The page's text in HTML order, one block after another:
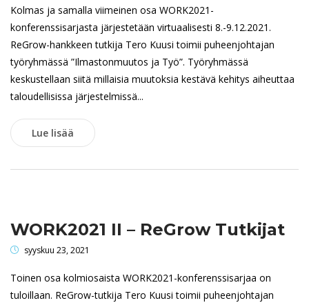
Kolmas ja samalla viimeinen osa WORK2021-
konferenssisarjasta järjestetään virtuaalisesti 8.-9.12.2021.
ReGrow-hankkeen tutkija Tero Kuusi toimii puheenjohtajan
työryhmässä ”Ilmastonmuutos ja Työ”. Työryhmässä
keskustellaan siitä millaisia muutoksia kestävä kehitys aiheuttaa
taloudellisissa järjestelmissä...
Lue lisää
WORK2021 II – ReGrow Tutkijat
syyskuu 23, 2021
Toinen osa kolmiosaista WORK2021-konferenssisarjaa on
tuloillaan. ReGrow-tutkija Tero Kuusi toimii puheenjohtajan